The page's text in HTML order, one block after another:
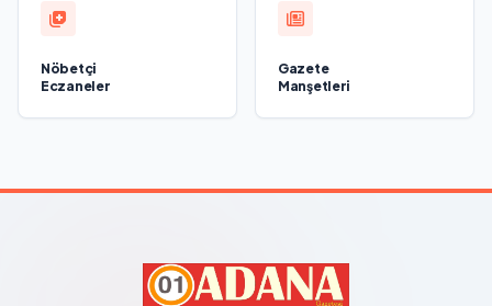
Nöbetçi
Eczaneler
Gazete
Manşetleri